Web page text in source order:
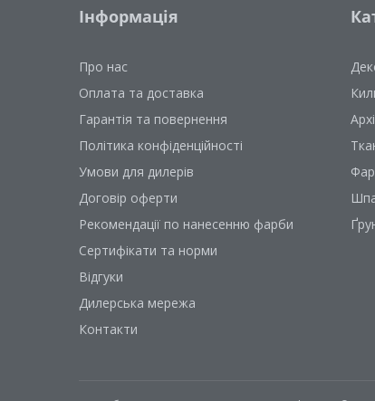
Інформація
Про нас
Оплата та доставка
Гарантія та повернення
Політика конфіденційності
Умови для дилерів
Договір оферти
Рекомендації по нанесенню фарби
Сертифікати та норми
Відгуки
Дилерська мережа
Контакти